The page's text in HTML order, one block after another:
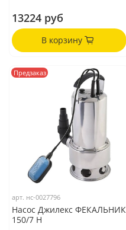
13224 руб
В корзину
Предзаказ
арт. нс-0027796
Насос Джилекс ФЕКАЛЬНИК
150/7 Н